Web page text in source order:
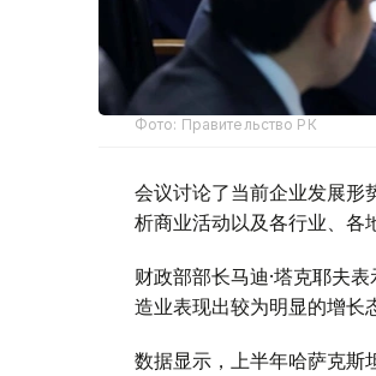
Фото: Правительство РК
会议讨论了当前企业发展形
析商业活动以及各行业、各
财政部部长马迪·塔克耶夫
造业表现出较为明显的增长
数据显示，上半年哈萨克斯